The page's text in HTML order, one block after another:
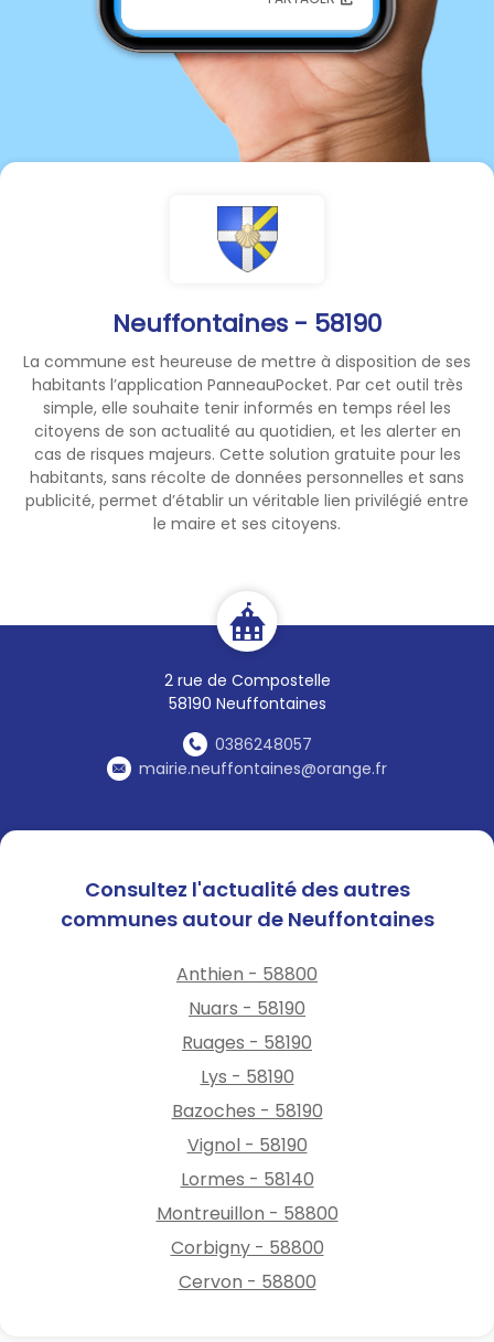
Neuffontaines - 58190
La commune est heureuse de mettre à disposition de ses
habitants l’application PanneauPocket. Par cet outil très
simple, elle souhaite tenir informés en temps réel les
citoyens de son actualité au quotidien, et les alerter en
cas de risques majeurs. Cette solution gratuite pour les
habitants, sans récolte de données personnelles et sans
publicité, permet d’établir un véritable lien privilégié entre
le maire et ses citoyens.
2 rue de Compostelle
58190 Neuffontaines
0386248057
mairie.neuffontaines@orange.fr
Consultez l'actualité des autres
communes autour de Neuffontaines
Anthien - 58800
Nuars - 58190
Ruages - 58190
Lys - 58190
Bazoches - 58190
Vignol - 58190
Lormes - 58140
Montreuillon - 58800
Corbigny - 58800
Cervon - 58800